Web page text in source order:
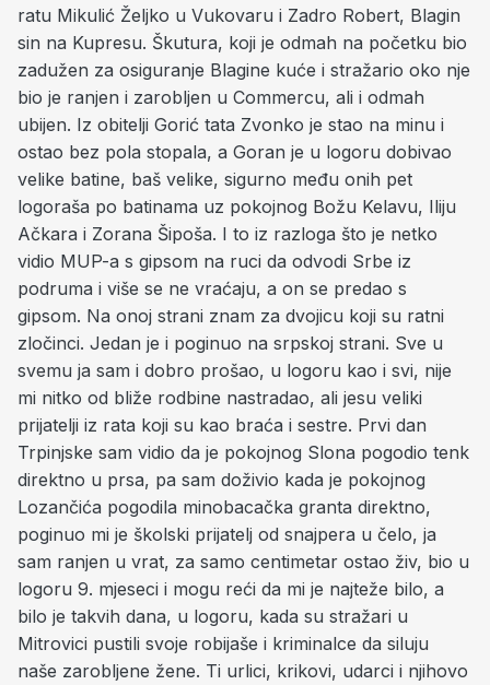
ratu Mikulić Željko u Vukovaru i Zadro Robert, Blagin
sin na Kupresu. Škutura, koji je odmah na početku bio
zadužen za osiguranje Blagine kuće i stražario oko nje
bio je ranjen i zarobljen u Commercu, ali i odmah
ubijen. Iz obitelji Gorić tata Zvonko je stao na minu i
ostao bez pola stopala, a Goran je u logoru dobivao
velike batine, baš velike, sigurno među onih pet
logoraša po batinama uz pokojnog Božu Kelavu, Iliju
Ačkara i Zorana Šipoša. I to iz razloga što je netko
vidio MUP-a s gipsom na ruci da odvodi Srbe iz
podruma i više se ne vraćaju, a on se predao s
gipsom. Na onoj strani znam za dvojicu koji su ratni
zločinci. Jedan je i poginuo na srpskoj strani. Sve u
svemu ja sam i dobro prošao, u logoru kao i svi, nije
mi nitko od bliže rodbine nastradao, ali jesu veliki
prijatelji iz rata koji su kao braća i sestre. Prvi dan
Trpinjske sam vidio da je pokojnog Slona pogodio tenk
direktno u prsa, pa sam doživio kada je pokojnog
Lozančića pogodila minobacačka granta direktno,
poginuo mi je školski prijatelj od snajpera u čelo, ja
sam ranjen u vrat, za samo centimetar ostao živ, bio u
logoru 9. mjeseci i mogu reći da mi je najteže bilo, a
bilo je takvih dana, u logoru, kada su stražari u
Mitrovici pustili svoje robijaše i kriminalce da siluju
naše zarobljene žene. Ti urlici, krikovi, udarci i njihovo